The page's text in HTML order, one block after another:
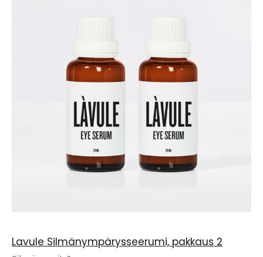
Lavule Silmänympärysseerumi, pakkaus 2